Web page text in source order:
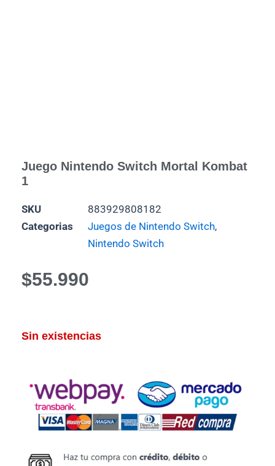
Juego Nintendo Switch Mortal Kombat
1
SKU
883929808182
Categorias
Juegos de Nintendo Switch,
Nintendo Switch
$55.990
Sin existencias